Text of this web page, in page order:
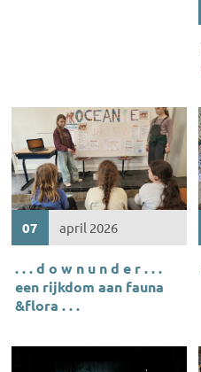
07 april 2026
. . . d o w n u n d e r . . .
een rijkdom aan fauna
&flora . . .